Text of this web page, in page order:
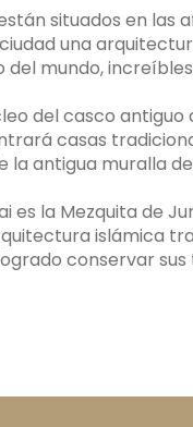
situados en las
una
del mundo,
del casco
casas
la antigua muralla
la Mezquita de
islámica
conservar